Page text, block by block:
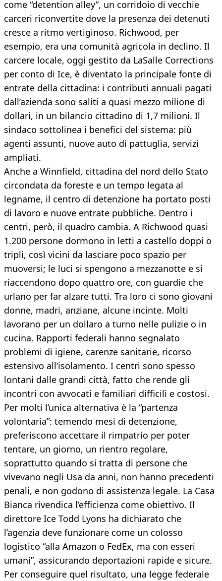
come “detention alley”, un corridoio di vecchie
carceri riconvertite dove la presenza dei detenuti
cresce a ritmo vertiginoso. Richwood, per
esempio, era una comunità agricola in declino. Il
carcere locale, oggi gestito da LaSalle Corrections
per conto di Ice, è diventato la principale fonte di
entrate della cittadina: i contributi annuali pagati
dall’azienda sono saliti a quasi mezzo milione di
dollari, in un bilancio cittadino di 1,7 milioni. Il
sindaco sottolinea i benefici del sistema: più
agenti assunti, nuove auto di pattuglia, servizi
ampliati.
Anche a Winnfield, cittadina del nord dello Stato
circondata da foreste e un tempo legata al
legname, il centro di detenzione ha portato posti
di lavoro e nuove entrate pubbliche. Dentro i
centri, però, il quadro cambia. A Richwood quasi
1.200 persone dormono in letti a castello doppi o
tripli, così vicini da lasciare poco spazio per
muoversi; le luci si spengono a mezzanotte e si
riaccendono dopo quattro ore, con guardie che
urlano per far alzare tutti. Tra loro ci sono giovani
donne, madri, anziane, alcune incinte. Molti
lavorano per un dollaro a turno nelle pulizie o in
cucina. Rapporti federali hanno segnalato
problemi di igiene, carenze sanitarie, ricorso
estensivo all’isolamento. I centri sono spesso
lontani dalle grandi città, fatto che rende gli
incontri con avvocati e familiari difficili e costosi.
Per molti l’unica alternativa è la “partenza
volontaria”: temendo mesi di detenzione,
preferiscono accettare il rimpatrio per poter
tentare, un giorno, un rientro regolare,
soprattutto quando si tratta di persone che
vivevano negli Usa da anni, non hanno precedenti
penali, e non godono di assistenza legale. La Casa
Bianca rivendica l’efficienza come obiettivo. Il
direttore Ice Todd Lyons ha dichiarato che
l’agenzia deve funzionare come un colosso
logistico “alla Amazon o FedEx, ma con esseri
umani”, assicurando deportazioni rapide e sicure.
Per conseguire quel risultato, una legge federale